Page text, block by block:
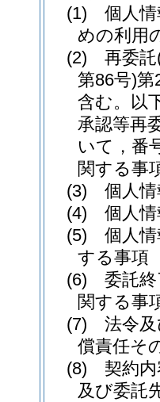
(1)
個人
めの利用
(2)
再委託
第86号)第
含む。以
承認等再
いて，番
関する事
(3)
個人
(4)
個人
(5)
個人
する事項
(6)
委託
関する事
(7)
法令
償責任そ
(8)
契約
及び委託